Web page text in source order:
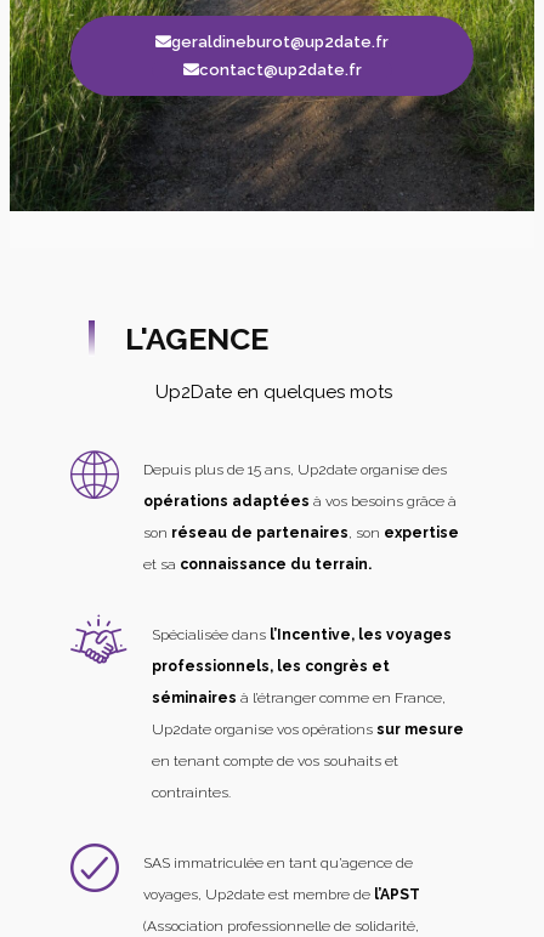
geraldineburot@up2date.fr
contact@up2date.fr
L'AGENCE
Up2Date en quelques mots
Depuis plus de 15 ans, Up2date organise des
opérations adaptées à vos besoins grâce à
son réseau de partenaires, son expertise
et sa connaissance du terrain.
Spécialisée dans l’Incentive, les voyages
professionnels, les congrès et
séminaires à l’étranger comme en France,
Up2date organise vos opérations sur mesure
en tenant compte de vos souhaits et
contraintes.
SAS immatriculée en tant qu’agence de
voyages, Up2date est membre de l’APST
(Association professionnelle de solidarité,